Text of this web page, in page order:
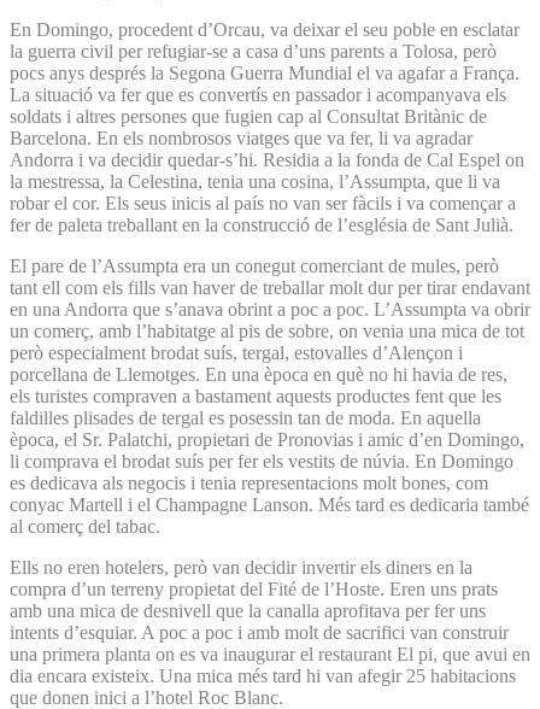
En Domingo, procedent d’Orcau, va deixar el seu poble en esclatar
la guerra civil per refugiar-se a casa d’uns parents a Tolosa, però
pocs anys després la Segona Guerra Mundial el va agafar a França.
La situació va fer que es convertís en passador i acompanyava els
soldats i altres persones que fugien cap al Consultat Britànic de
Barcelona. En els nombrosos viatges que va fer, li va agradar
Andorra i va decidir quedar-s’hi. Residia a la fonda de Cal Espel on
la mestressa, la Celestina, tenia una cosina, l’Assumpta, que li va
robar el cor. Els seus inicis al país no van ser fàcils i va començar a
fer de paleta treballant en la construcció de l’església de Sant Julià.
El pare de l’Assumpta era un conegut comerciant de mules, però
tant ell com els fills van haver de treballar molt dur per tirar endavant
en una Andorra que s’anava obrint a poc a poc. L’Assumpta va obrir
un comerç, amb l’habitatge al pis de sobre, on venia una mica de tot
però especialment brodat suís, tergal, estovalles d’Alençon i
porcellana de Llemotges. En una època en què no hi havia de res,
els turistes compraven a bastament aquests productes fent que les
faldilles plisades de tergal es posessin tan de moda. En aquella
època, el Sr. Palatchi, propietari de Pronovias i amic d’en Domingo,
li comprava el brodat suís per fer els vestits de núvia. En Domingo
es dedicava als negocis i tenia representacions molt bones, com
conyac Martell i el Champagne Lanson. Més tard es dedicaria també
al comerç del tabac.
Ells no eren hotelers, però van decidir invertir els diners en la
compra d’un terreny propietat del Fité de l’Hoste. Eren uns prats
amb una mica de desnivell que la canalla aprofitava per fer uns
intents d’esquiar. A poc a poc i amb molt de sacrifici van construir
una primera planta on es va inaugurar el restaurant El pi, que avui en
dia encara existeix. Una mica més tard hi van afegir 25 habitacions
que donen inici a l’hotel Roc Blanc.